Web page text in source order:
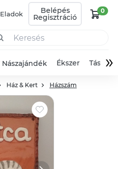
Eladok Belépés
Regisztráció
0
Nászajándék Ékszer Táska»
Ház & Kert Házszám